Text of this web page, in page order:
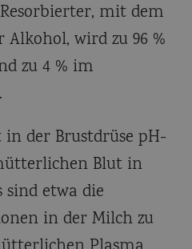
mit dem
wird zu 96 %
zu 4 % im
der Brustdrüse pH-
Blut in
etwa die
in der Milch zu